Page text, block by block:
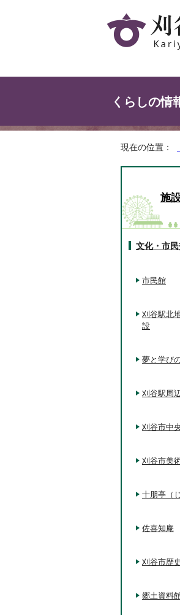
くらしの情
現在の位置：
施
文化・市
市民館
刈谷駅北
設
夢と学び
刈谷駅周
刈谷市中
刈谷市美
十朋亭（
佐喜知庵
刈谷市歴
郷土資料